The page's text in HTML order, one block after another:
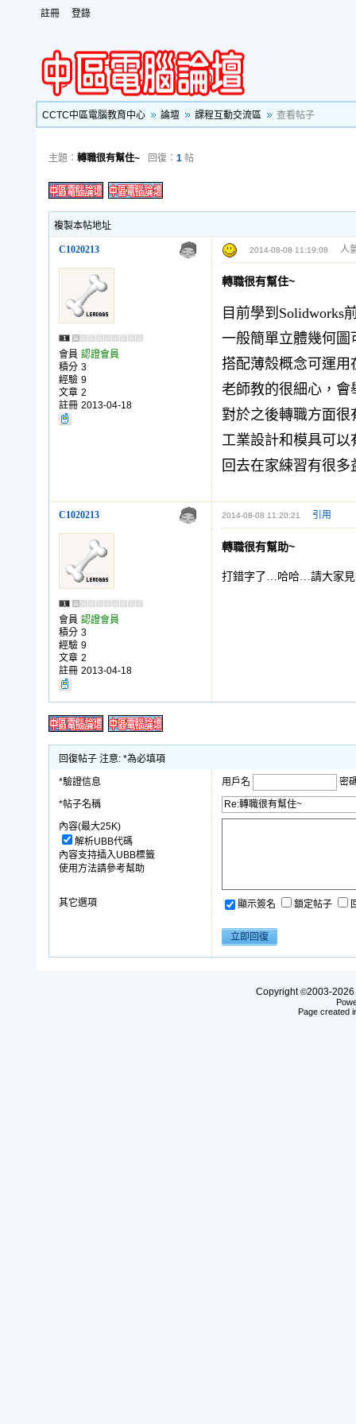
註冊 登錄
CCTC中區電腦教育中心 論壇 課程互動交流區 查看帖子
主題： 轉職很有幫住~ 回復： 1 帖
複製本帖地址
C1020213 2014-08-08 11:19:08 人
會員 認證會員
積分 3
經驗 9
文章 2
註冊 2013-04-18
轉職很有幫住~
目前學到Solidworks
一般簡單立體幾何圖
搭配薄殼概念可運用
老師教的很細心， 會
對於之後轉職方面很
工業設計和模具可以
回去在家綀習有很多
C1020213 2014-08-08 11:20:21 引用
會員 認證會員
積分 3
經驗 9
文章 2
註冊 2013-04-18
轉職很有幫助~
打錯字了…哈哈…請大家
回復帖子 注意: *為必填項
*驗證信息 用戶名
密
*帖子名稱
內容(最大25K)
解析UBB代碼
內容支持插入UBB標籤
使用方法請參考幫助
其它選項 顯示簽名 鎖定帖子
Copyright©2003-2026
Page created